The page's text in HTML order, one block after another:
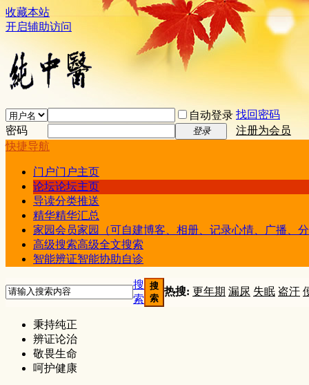
收藏本站
开启辅助访问
自动登录 找回密码
密码
登录
注册为会员
快捷导航
门户门户主页
论坛论坛主页
导读分类推送
精华精华汇总
家园会员家园（可自建博客、相册、记录心情、广播、
高级搜索高级全文搜索
智能辨证智能协助自诊
搜
索
搜
索
热搜: 更年期 漏尿 失眠 盗汗
秉持纯正
辨证论治
敬畏生命
呵护健康